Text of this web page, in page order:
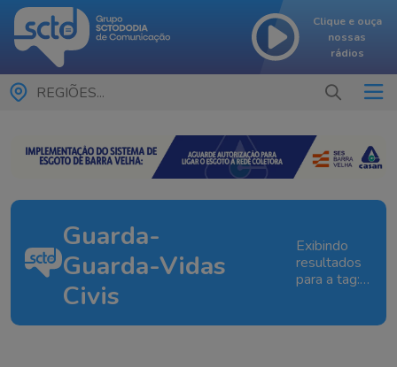
Clique e ouça
nossas
rádios
REGIÕES...
Guarda-
Guarda-Vidas
Civis
Exibindo
resultados
para a tag:
Vidas Civis